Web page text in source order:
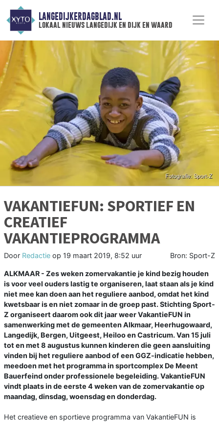
LANGEDIJKERDAGBLAD.NL
lokaal nieuws langedijk en dijk en waard
VAKANTIEFUN: SPORTIEF EN
CREATIEF
VAKANTIEPROGRAMMA
Door Redactie op 19 maart 2019, 8:52 uur Bron: Sport-Z
ALKMAAR - Zes weken zomervakantie je kind bezig houden
is voor veel ouders lastig te organiseren, laat staan als je kind
niet mee kan doen aan het reguliere aanbod, omdat het kind
kwetsbaar is en niet zomaar in de groep past. Stichting Sport-
Z organiseert daarom ook dit jaar weer VakantieFUN in
samenwerking met de gemeenten Alkmaar, Heerhugowaard,
Langedijk, Bergen, Uitgeest, Heiloo en Castricum. Van 15 juli
tot en met 8 augustus kunnen kinderen die geen aansluiting
vinden bij het reguliere aanbod of een GGZ-indicatie hebben,
meedoen met het programma in sportcomplex De Meent
Bauerfeind onder professionele begeleiding. VakantieFUN
vindt plaats in de eerste 4 weken van de zomervakantie op
maandag, dinsdag, woensdag en donderdag.
Het creatieve en sportieve programma van VakantieFUN is